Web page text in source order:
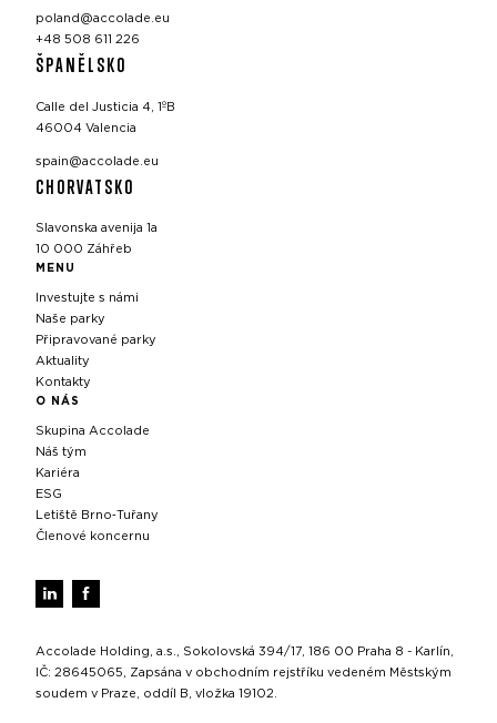
poland@accolade.eu
+48 508 611 226
ŠPANĚLSKO
Calle del Justicia 4, 1ºB
46004 Valencia
spain@accolade.eu
CHORVATSKO
Slavonska avenija 1a
10 000 Záhřeb
MENU
Investujte s námi
Naše parky
Připravované parky
Aktuality
Kontakty
O NÁS
Skupina Accolade
Náš tým
Kariéra
ESG
Letiště Brno‑Tuřany
Členové koncernu
Accolade Holding, a.s., Sokolovská 394/17, 186 00 Praha 8 - Karlín,
IČ: 28645065, Zapsána v obchodním rejstříku vedeném Městským
soudem v Praze, oddíl B, vložka 19102.